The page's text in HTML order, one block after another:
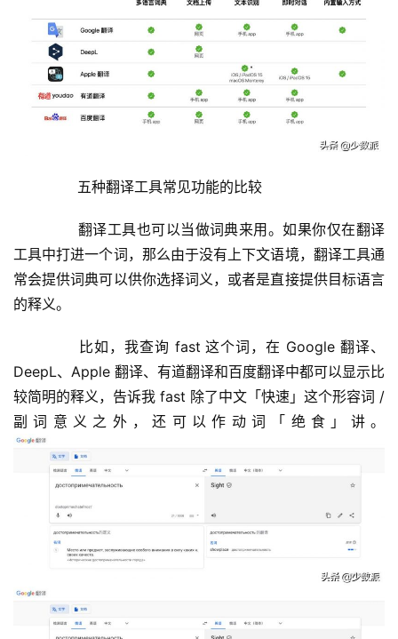
	  五种翻译工具常见功能的比较
工具中打进一个词，那么由于没有上下文语境，翻译工具通
常会提供词典可以供你选择词义，或者是直接提供目标语言
的释义。
DeepL、Apple 翻译、有道翻译和百度翻译中都可以显示比
较简明的释义，告诉我 fast 除了中文「快速」这个形容词 /
副词意义之外，还可以作动词「绝食」讲。